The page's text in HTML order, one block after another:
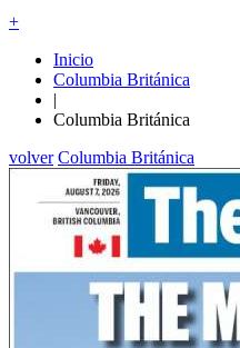
+
Inicio
Columbia Británica
|
Columbia Británica
volver Columbia Británica